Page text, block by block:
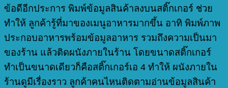
ข้อดีอีกประการ พิมพ์ข้อมูลสินค้าลงบนสติ๊กเกอร์ ช่วย
ทำให้ ลูกค้ารู้ที่มาของเมนูอาหารมากขึ้น อาทิ พิมพ์ภาพ
ประกอบอาหารพร้อมข้อมูลอาหาร รวมถึงความเป็นมา
ของร้าน แล้วติดผนังภายในร้าน โดยขนาดสติ๊กเกอร์
ทำเป็นขนาดเดียวก็คือสติ๊กเกอร์เอ 4 ทำให้ ผนังภายใน
ร้านดูมีเรื่องราว ลูกค้าคนไหนติดตามอ่านข้อมูลสินค้า